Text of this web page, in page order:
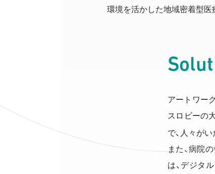
環境を活かした地域密着型医
アートワー
スロビーの
で、人々が
また、病院
は、デジタ